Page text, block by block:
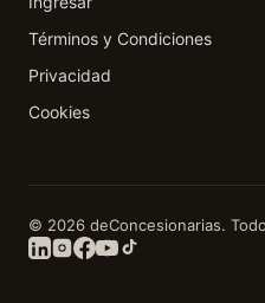
Términos y Condiciones
Privacidad
Cookies
© 2026 deConcesionarias.